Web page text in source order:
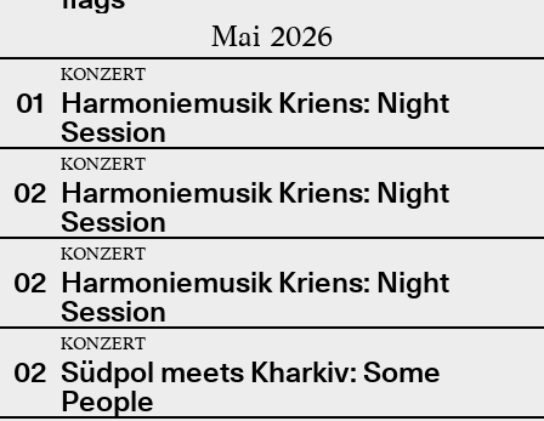
Mai 2026
01
KONZERT
Harmoniemusik Kriens: Night
Session
02
KONZERT
Harmoniemusik Kriens: Night
Session
02
KONZERT
Harmoniemusik Kriens: Night
Session
02
KONZERT
Südpol meets Kharkiv: Some
People